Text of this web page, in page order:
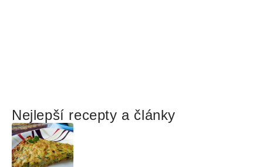
Nejlepší recepty a články